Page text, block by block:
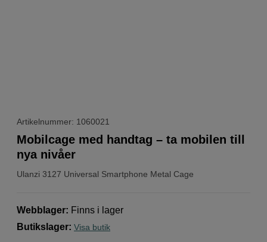
Artikelnummer: 1060021
Ulanzi 3127 Universal Smartphone Metal Cage
Mobilcage med handtag – ta mobilen till
nya nivåer
Webblager: Finns i lager
Butikslager: Visa butik